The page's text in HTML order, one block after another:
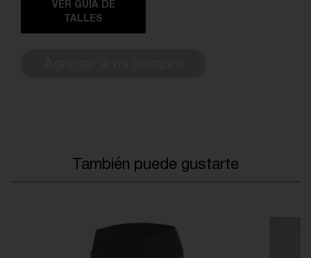
VER GUIA DE
TALLES
También puede gustarte